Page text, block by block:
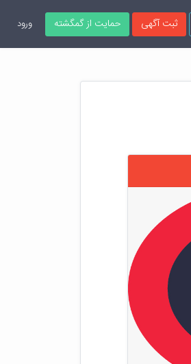
ثبت آگهی حمایت از گمگشته ورود